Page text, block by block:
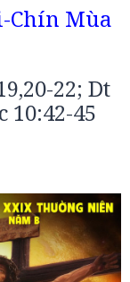
Chín Mùa
22; Dt
10:42-45